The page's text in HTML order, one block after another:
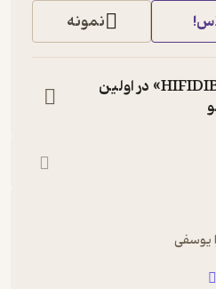
نمونه
تخفیف با کد «HIFIDIBO» در اولین
یوسفی